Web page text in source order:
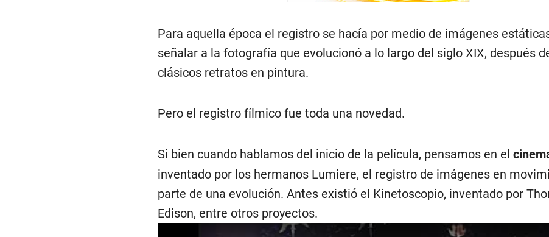
Para aquella época el registro se hacía por medio de imágenes
señalar a la fotografía que evolucionó a lo largo del siglo XIX, después
clásicos retratos en pintura.
Pero el registro fílmico fue toda una novedad.
Si bien cuando hablamos del inicio de la película, pensamos en el
inventado por los hermanos Lumiere, el registro de imágenes en
parte de una evolución. Antes existió el Kinetoscopio, inventado por
Edison, entre otros proyectos.